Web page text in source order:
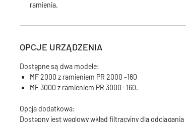
ramienia.
OPCJE URZĄDZENIA
Dostępne są dwa modele:
MF 2000 z ramieniem PR 2000 -160
MF 3000 z ramieniem PR 3000- 160.
Opcja dodatkowa:
Dostępny jest węglowy wkład filtracyjny dla odciągania